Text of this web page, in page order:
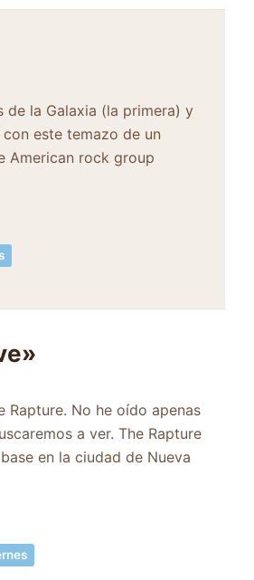
de la Galaxia (la primera) y
este temazo de un
American rock group
Rapture. No he oído apenas
a ver. The Rapture
en la ciudad de Nueva